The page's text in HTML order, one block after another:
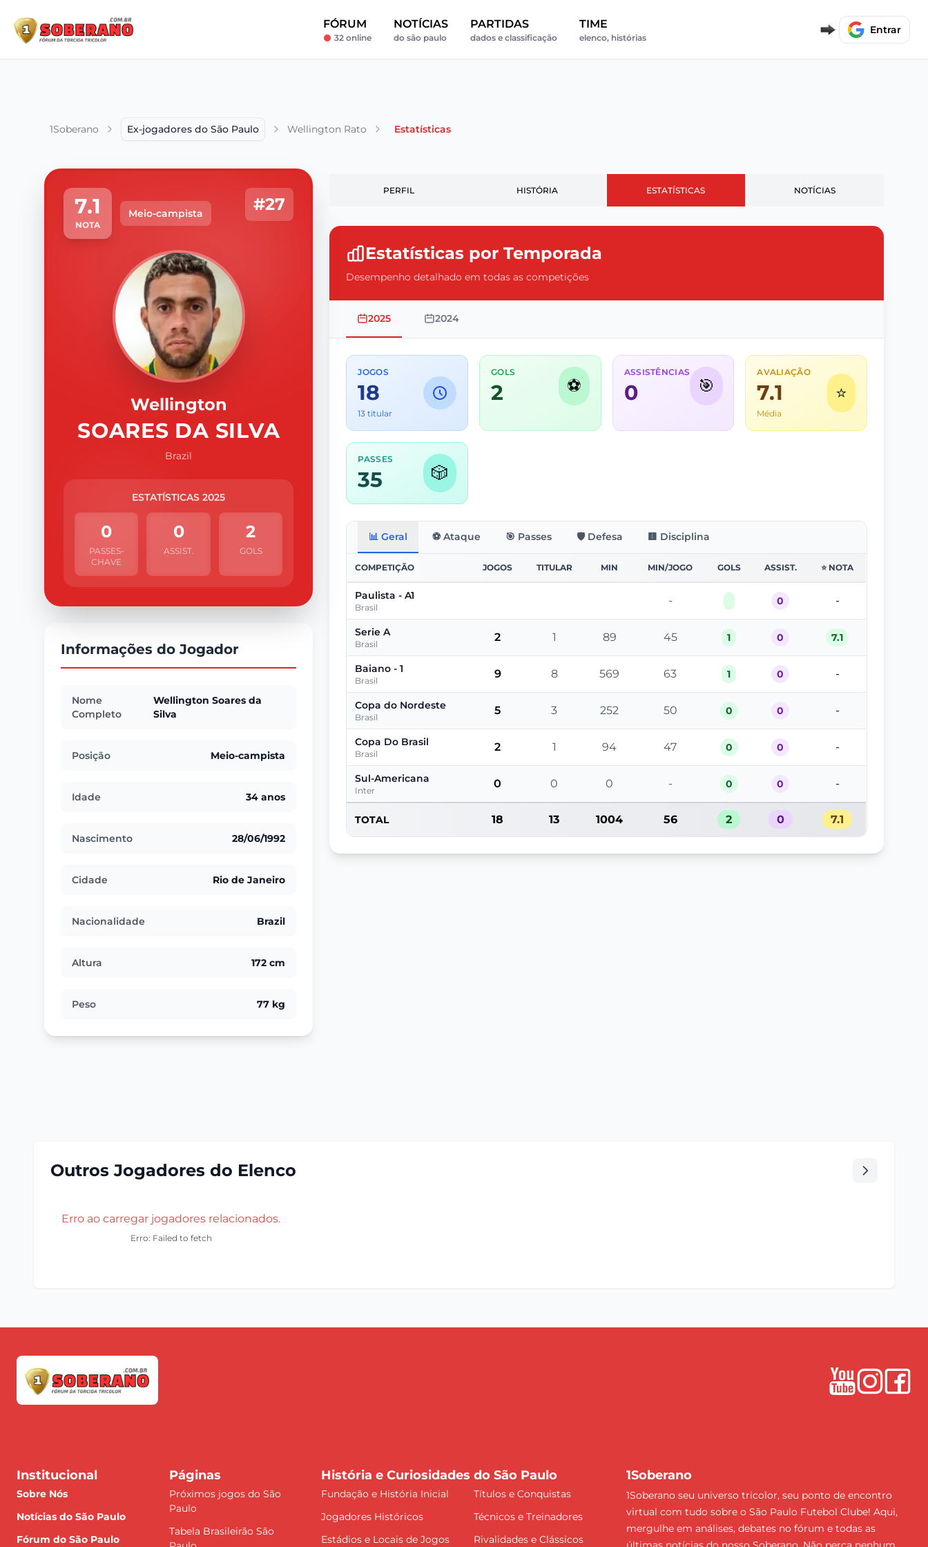
FÓRUM
32 online
NOTÍCIAS
do são paulo
PARTIDAS
dados e classificação
TIME
elenco, histórias
Entrar
1Soberano Ex-jogadores do São Paulo Wellington Rato Estatísticas
7.1
NOTA
Meio-campista #27
Wellington
SOARES DA SILVA
Brazil
ESTATÍSTICAS 2025
0
PASSES-
CHAVE
0
ASSIST.
2
GOLS
Informações do Jogador
Nome
Completo
Wellington Soares da
Silva
Posição Meio-campista
Idade 34 anos
Nascimento 28/06/1992
Cidade Rio de Janeiro
Nacionalidade Brazil
Altura 172 cm
Peso 77 kg
PERFIL HISTÓRIA ESTATÍSTICAS NOTÍCIAS
Estatísticas por Temporada
Desempenho detalhado em todas as competições
2025 2024
JOGOS
18
13 titular
GOLS
2 ⚽
ASSISTÊNCIAS
0 🎯
AVALIAÇÃO
7.1
Média
⭐
PASSES
35 🎲
📊 Geral ⚽ Ataque 🎯 Passes 🛡️ Defesa 🟨 Disciplina
COMPETIÇÃO JOGOS TITULAR MIN MIN/JOGO GOLS ASSIST. ⭐ NOTA
Paulista - A1
Brasil
- 0 -
Serie A
Brasil
2 1 89 45 1 0 7.1
Baiano - 1
Brasil
9 8 569 63 1 0 -
Copa do Nordeste
Brasil
5 3 252 50 0 0 -
Copa Do Brasil
Brasil
2 1 94 47 0 0 -
Sul-Americana
Inter
0 0 0 - 0 0 -
TOTAL 18 13 1004 56 2 0 7.1
Outros Jogadores do Elenco
Erro ao carregar jogadores relacionados.
Erro: Failed to fetch
Institucional
Sobre Nós
Notícias do São Paulo
Fórum do São Paulo
Páginas
Próximos jogos do São
Paulo
Tabela Brasileirão São
História e Curiosidades do São Paulo
Fundação e História Inicial
Títulos e Conquistas
Jogadores Históricos
Técnicos e Treinadores
Estádios e Locais de Jogos
Rivalidades e Clássicos
1Soberano
1Soberano seu universo tricolor, seu ponto de encontro
virtual com tudo sobre o São Paulo Futebol Clube! Aqui,
mergulhe em análises, debates no fórum e todas as